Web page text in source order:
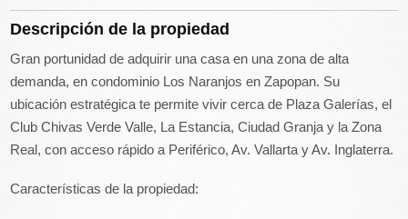
Descripción de la propiedad
Gran portunidad de adquirir una casa en una zona de alta
demanda, en condominio Los Naranjos en Zapopan. Su
ubicación estratégica te permite vivir cerca de Plaza Galerías, el
Club Chivas Verde Valle, La Estancia, Ciudad Granja y la Zona
Real, con acceso rápido a Periférico, Av. Vallarta y Av. Inglaterra.
Características de la propiedad: